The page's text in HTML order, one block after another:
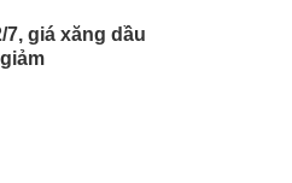
7, giá xăng dầu